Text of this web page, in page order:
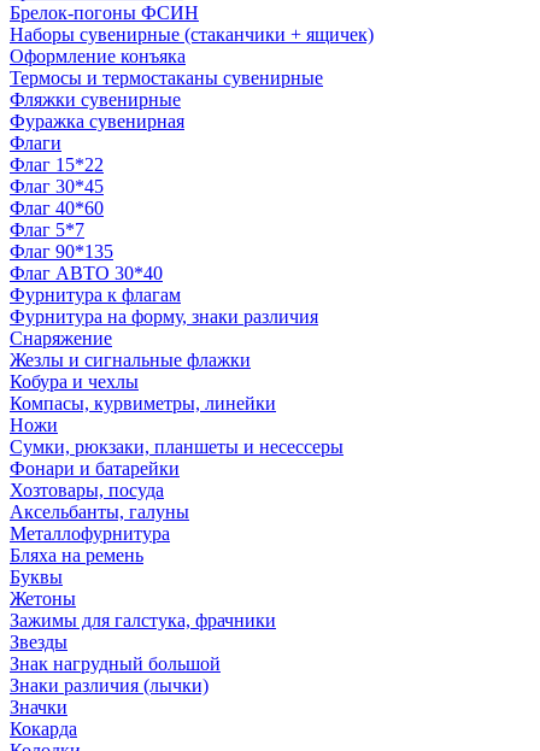
Брелок-погоны ФСИН
Наборы сувенирные (стаканчики + ящичек)
Оформление конъяка
Термосы и термостаканы сувенирные
Фляжки сувенирные
Фуражка сувенирная
Флаги
Флаг 15*22
Флаг 30*45
Флаг 40*60
Флаг 5*7
Флаг 90*135
Флаг АВТО 30*40
Фурнитура к флагам
Фурнитура на форму, знаки различия
Снаряжение
Жезлы и сигнальные флажки
Кобура и чехлы
Компасы, курвиметры, линейки
Ножи
Сумки, рюкзаки, планшеты и несессеры
Фонари и батарейки
Хозтовары, посуда
Аксельбанты, галуны
Металлофурнитура
Бляха на ремень
Буквы
Жетоны
Зажимы для галстука, фрачники
Звезды
Знак нагрудный большой
Знаки различия (лычки)
Значки
Кокарда